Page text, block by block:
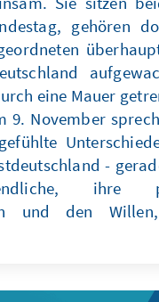
gehören
eine Mauer
9. November
-
ihre
und den